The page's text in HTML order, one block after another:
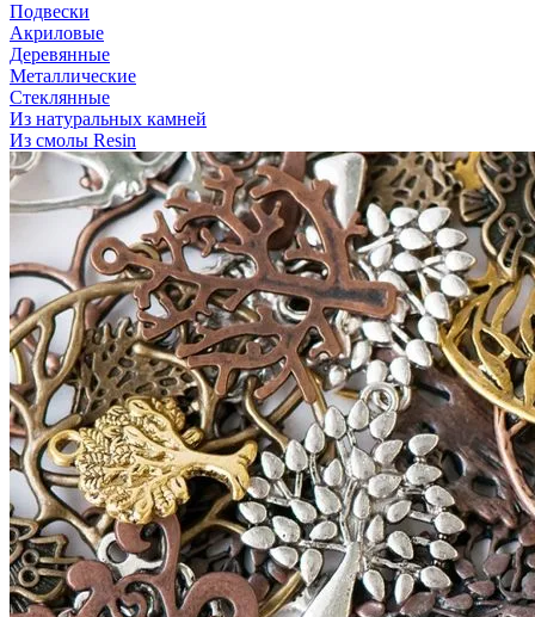
Подвески
Акриловые
Деревянные
Металлические
Стеклянные
Из натуральных камней
Из смолы Resin